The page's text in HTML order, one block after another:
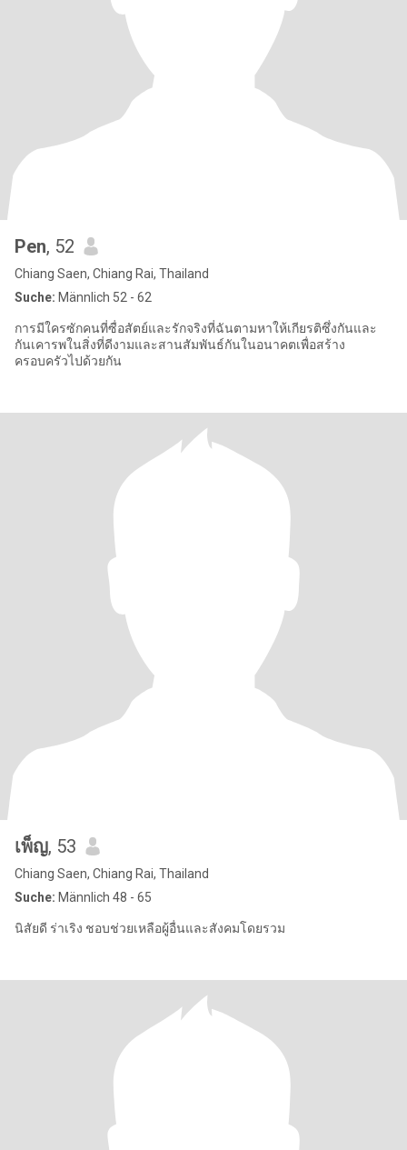
Pen, 52
Chiang Saen, Chiang Rai, Thailand
Suche: Männlich 52 - 62
การมีใครซักคนที่ซื่อสัตย์และรักจริงที่ฉันตามหาให้เกียรติซึ่งกันและ
กันเคารพในสิ่งที่ดีงามและสานสัมพันธ์กันในอนาคตเพื่อสร้าง
ครอบครัวไปด้วยกัน
เพ็ญ, 53
Chiang Saen, Chiang Rai, Thailand
Suche: Männlich 48 - 65
นิสัยดี ร่าเริง ชอบช่วยเหลือผู้อื่นและสังคมโดยรวม